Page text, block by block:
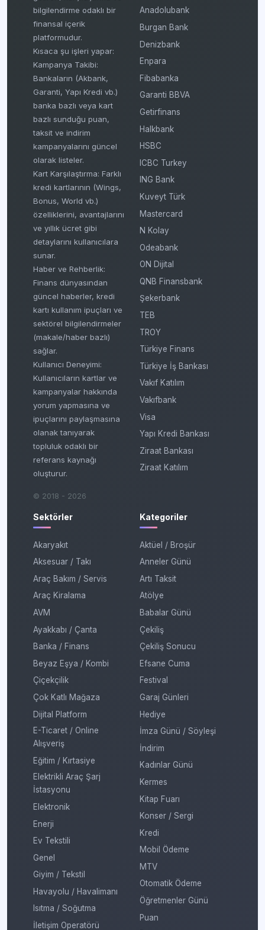
bilgilendirme odaklı bir
finansal içerik
platformudur.
Kısaca şu işleri yapar:
Kampanya Takibi:
Bankaların (Akbank,
Garanti, Yapı Kredi vb.)
banka bazlı veya kart
bazlı sunduğu puan,
taksit ve indirim
kampanyalarını güncel
olarak listeler.
Kart Karşılaştırma: Farklı
kredi kartlarının (Wings,
Bonus, World vb.)
özelliklerini, avantajlarını
ve yıllık ücret gibi
detaylarını kullanıcılara
sunar.
Haber ve Rehberlik:
Finans dünyasından
güncel haberler, kredi
kartı kullanım ipuçları ve
sektörel bilgilendirmeler
(makale/haber bazlı)
sağlar.
Kullanıcı Deneyimi:
Kullanıcıların kartlar ve
kampanyalar hakkında
yorum yapmasına ve
ipuçlarını paylaşmasına
olanak tanıyarak
topluluk odaklı bir
referans kaynağı
oluşturur.
© 2018 - 2026
Anadolubank
Burgan Bank
Denizbank
Enpara
Fibabanka
Garanti BBVA
Getirfinans
Halkbank
HSBC
ICBC Turkey
ING Bank
Kuveyt Türk
Mastercard
N Kolay
Odeabank
ON Dijital
QNB Finansbank
Şekerbank
TEB
TROY
Türkiye Finans
Türkiye İş Bankası
Vakıf Katılım
Vakıfbank
Visa
Yapı Kredi Bankası
Ziraat Bankası
Ziraat Katılım
Sektörler
Akaryakıt
Aksesuar / Takı
Araç Bakım / Servis
Araç Kiralama
AVM
Ayakkabı / Çanta
Banka / Finans
Beyaz Eşya / Kombi
Çiçekçilik
Çok Katlı Mağaza
Dijital Platform
E-Ticaret / Online
Alışveriş
Eğitim / Kırtasiye
Elektrikli Araç Şarj
İstasyonu
Elektronik
Enerji
Ev Tekstili
Genel
Giyim / Tekstil
Havayolu / Havalimanı
Isıtma / Soğutma
İletişim Operatörü
Kategoriler
Aktüel / Broşür
Anneler Günü
Artı Taksit
Atölye
Babalar Günü
Çekiliş
Çekiliş Sonucu
Efsane Cuma
Festival
Garaj Günleri
Hediye
İmza Günü / Söyleşi
İndirim
Kadınlar Günü
Kermes
Kitap Fuarı
Konser / Sergi
Kredi
Mobil Ödeme
MTV
Otomatik Ödeme
Öğretmenler Günü
Puan